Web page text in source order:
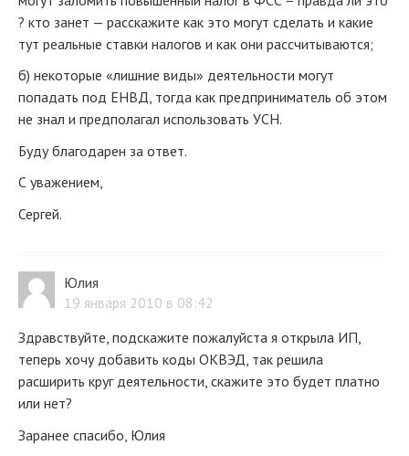
? кто занет — расскажите как это могут сделать и какие
тут реальные ставки налогов и как они рассчитываются;
б) некоторые «лишние виды» деятельности могут
попадать под ЕНВД, тогда как предприниматель об этом
не знал и предполагал использовать УСН.
Буду благодарен за ответ.
С уважением,
Сергей.
Юлия
19 января 2010 в 08:42
Здравствуйте, подскажите пожалуйста я открыла ИП,
теперь хочу добавить коды ОКВЭД, так решила
расширить круг деятельности, скажите это будет платно
или нет?
Заранее спасибо, Юлия